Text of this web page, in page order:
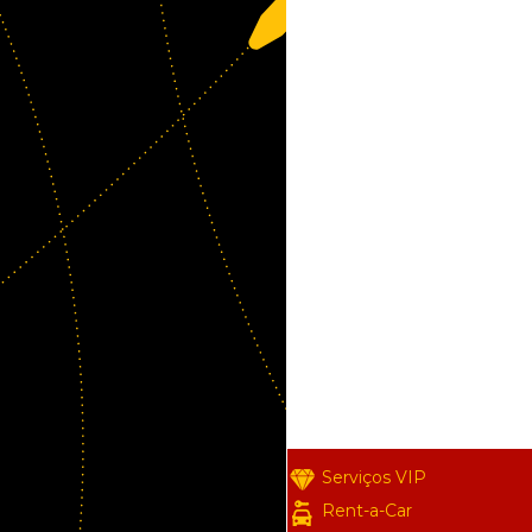
Serviços VIP
Rent-a-Car